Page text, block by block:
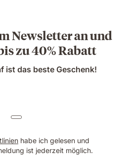
Newsletter an und
zu 40% Rabatt
ist das beste Geschenk!
habe ich gelesen und
ist jederzeit möglich.